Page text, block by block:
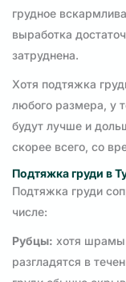
грудное
выработка
затруднена.
Хотя подтяжка
любого размера, у
будут лучше и
скорее всего, со
Подтяжка груди в
Подтяжка груди
числе:
Рубцы: хотя шрамы
разгладятся в